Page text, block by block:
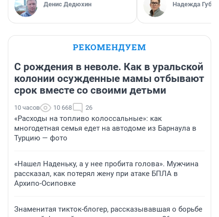
Денис Дедюхин Надежда
РЕКОМЕНДУЕМ
С рождения в неволе. Как в уральской
колонии осужденные мамы отбывают
срок вместе со своими детьми
10 часов 10 668 26
«Расходы на топливо колоссальные»: как
многодетная семья едет на автодоме из Барнаула в
Турцию — фото
«Нашел Наденьку, а у нее пробита голова». Мужчина
рассказал, как потерял жену при атаке БПЛА в
Архипо-Осиповке
Знаменитая тикток-блогер, рассказывавшая о борьбе